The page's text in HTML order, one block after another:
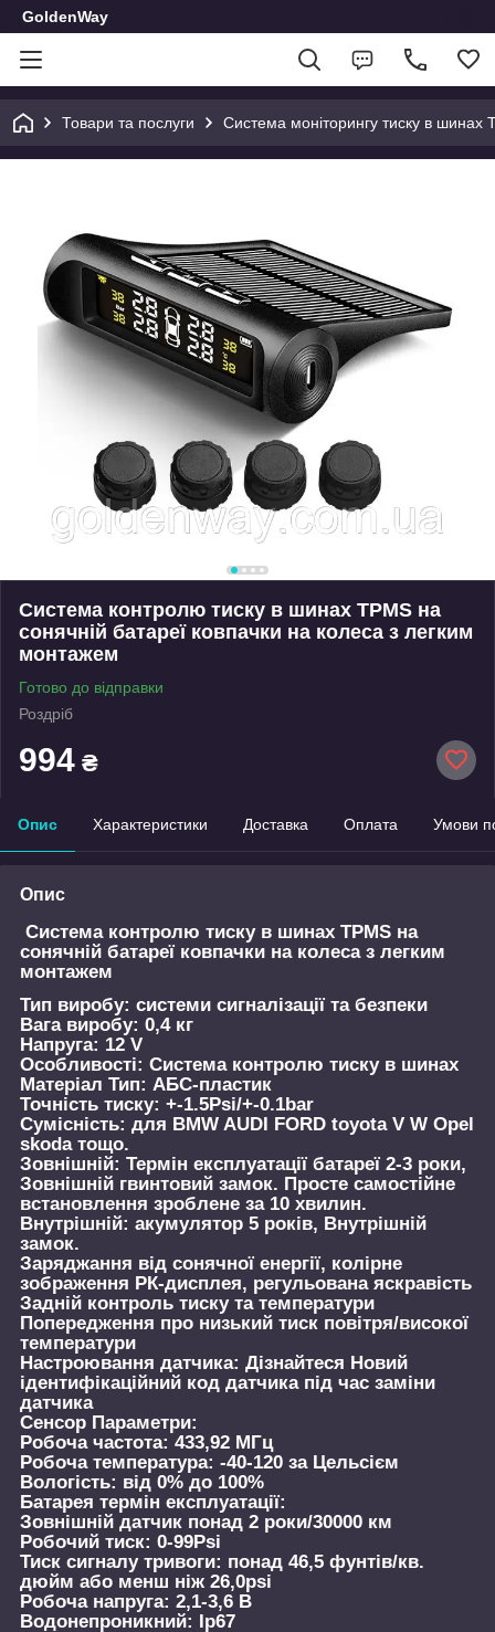
GoldenWay
Товари та послуги Система моніторингу тиску в шинах
Система контролю тиску в шинах TPMS на
сонячній батареї ковпачки на колеса з легким
монтажем
Готово до відправки
Роздріб
994 ₴
Опис Характеристики Доставка Оплата Умови
Опис
Система контролю тиску в шинах TPMS на
сонячній батареї ковпачки на колеса з легким
монтажем
Тип виробу: системи сигналізації та безпеки
Вага виробу: 0,4 кг
Напруга: 12 V
Особливості: Система контролю тиску в шинах
Матеріал Тип: АБС-пластик
Точність тиску: +-1.5Psi/+-0.1bar
Сумісність: для BMW AUDI FORD toyota V W Opel
skoda тощо.
Зовнішній: Термін експлуатації батареї 2-3 роки,
Зовнішній гвинтовий замок. Просте самостійне
встановлення зроблене за 10 хвилин.
Внутрішній: акумулятор 5 років, Внутрішній
замок.
Заряджання від сонячної енергії, колірне
зображення РК-дисплея, регульована яскравість
Задній контроль тиску та температури
Попередження про низький тиск повітря/високої
температури
Настроювання датчика: Дізнайтеся Новий
ідентифікаційний код датчика під час заміни
датчика
Сенсор Параметри:
Робоча частота: 433,92 МГц
Робоча температура: -40-120 за Цельсієм
Вологість: від 0% до 100%
Батарея термін експлуатації:
Зовнішній датчик понад 2 роки/30000 км
Робочий тиск: 0-99Psi
Тиск сигналу тривоги: понад 46,5 фунтів/кв.
дюйм або менш ніж 26,0psi
Робоча напруга: 2,1-3,6 В
Водонепроникний: Ip67